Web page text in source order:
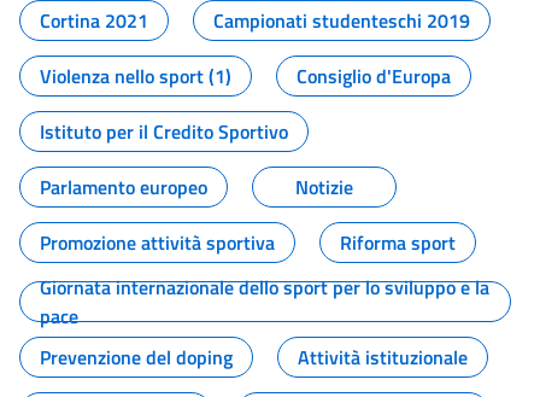
Cortina 2021
Campionati studenteschi 2019
Violenza nello sport (1)
Consiglio d'Europa
Istituto per il Credito Sportivo
Parlamento europeo
Notizie
Promozione attività sportiva
Riforma sport
Giornata internazionale dello sport per lo sviluppo e la
pace
Prevenzione del doping
Attività istituzionale